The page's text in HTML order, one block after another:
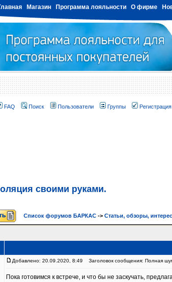
Магазин Программа лояльности О фирме
FAQ Поиск Пользователи Группы Регистрация
своими руками.
Список форумов БАРКАС -> Статьи, обзоры,
Добавлено: 20.09.2020, 8:49 Заголовок сообщения: Полная
Пока готовимся к встрече, и что бы не заскучать,